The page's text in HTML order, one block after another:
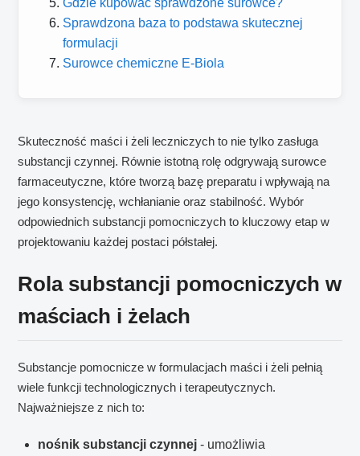
Gdzie kupować sprawdzone surowce?
Sprawdzona baza to podstawa skutecznej
formulacji
Surowce chemiczne E-Biola
Skuteczność maści i żeli leczniczych to nie tylko zasługa
substancji czynnej. Równie istotną rolę odgrywają surowce
farmaceutyczne, które tworzą bazę preparatu i wpływają na
jego konsystencję, wchłanianie oraz stabilność. Wybór
odpowiednich substancji pomocniczych to kluczowy etap w
projektowaniu każdej postaci półstałej.
Rola substancji pomocniczych w
maściach i żelach
Substancje pomocnicze w formulacjach maści i żeli pełnią
wiele funkcji technologicznych i terapeutycznych.
Najważniejsze z nich to:
nośnik substancji czynnej- umożliwia